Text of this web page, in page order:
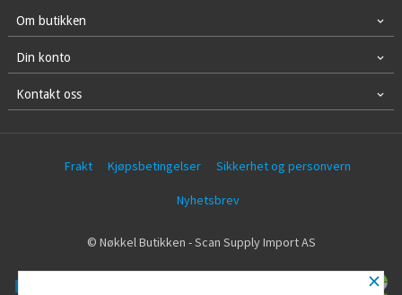
Om butikken
Din konto
Kontakt oss
Frakt Kjøpsbetingelser Sikkerhet og personvern
Nyhetsbrev
© Nøkkel Butikken - Scan Supply Import AS
×